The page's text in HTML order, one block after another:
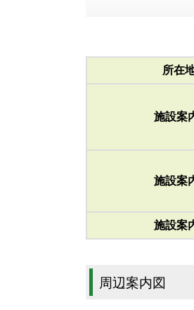
所在
施設案
施設案
施設案
周辺案内図